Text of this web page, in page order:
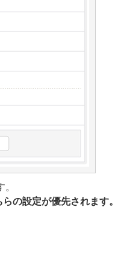
の設定が優先されます。